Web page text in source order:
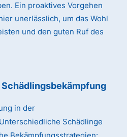
Ein proaktives Vorgehen
unerlässlich, um das Wohl
und den guten Ruf des
in der
Schädlinge